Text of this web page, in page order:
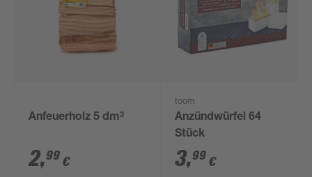
Anfeuerholz 5 dm³
2,99 €
toom
Anzündwürfel 64
Stück
3,99 €